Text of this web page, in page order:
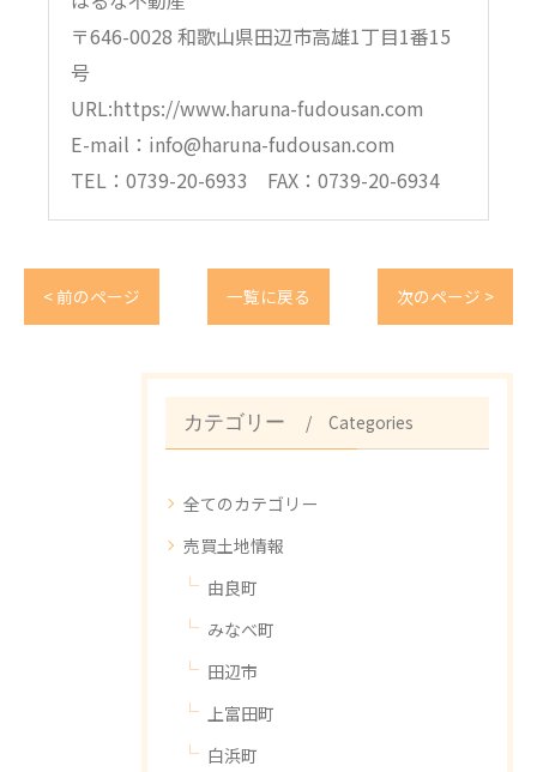
〒646-0028 和歌山県田辺市高雄1丁目1番15
号
URL:https://www.haruna-fudousan.com
E-mail：info@haruna-fudousan.com
TEL：0739-20-6933 FAX：0739-20-6934
< 前のページ 一覧に戻る 次のページ >
カテゴリー Categories
全てのカテゴリー
売買土地情報
由良町
みなべ町
田辺市
上富田町
白浜町